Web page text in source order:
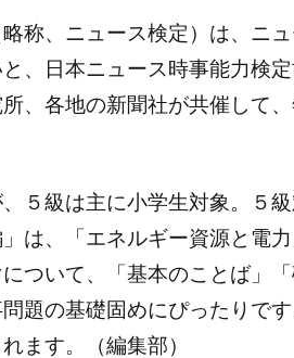
略称、ニュース検定）は、ニ
、日本ニュース時事能力検
、各地の新聞社が共催して
５級は主に小学生対象。５
は、「エネルギー資源と電
ついて、「基本のことば」「
題の基礎固めにぴったりで
ます。（編集部）